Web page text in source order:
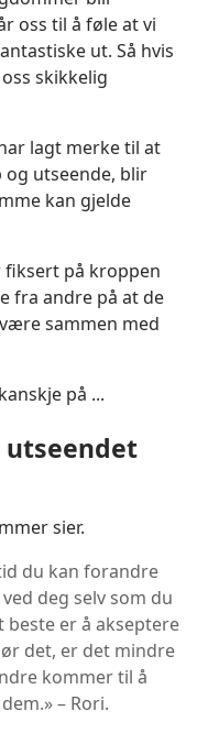
oss til å føle at vi
ut. Så hvis
skikkelig
lagt merke til at
utseende, blir
kan gjelde
fiksert på kroppen
fra andre på at de
sammen med
på ...
utseendet
sier.
du kan forandre
deg selv som du
beste er å akseptere
det, er det mindre
kommer til å
– Rori.